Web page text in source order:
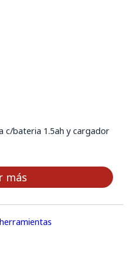
c/bateria 1.5ah y cargador
más